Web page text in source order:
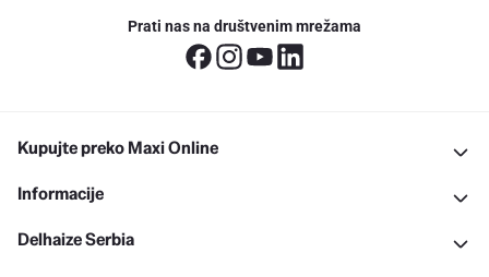
Prati nas na društvenim mrežama
Kupujte preko Maxi Online
Informacije
Delhaize Serbia